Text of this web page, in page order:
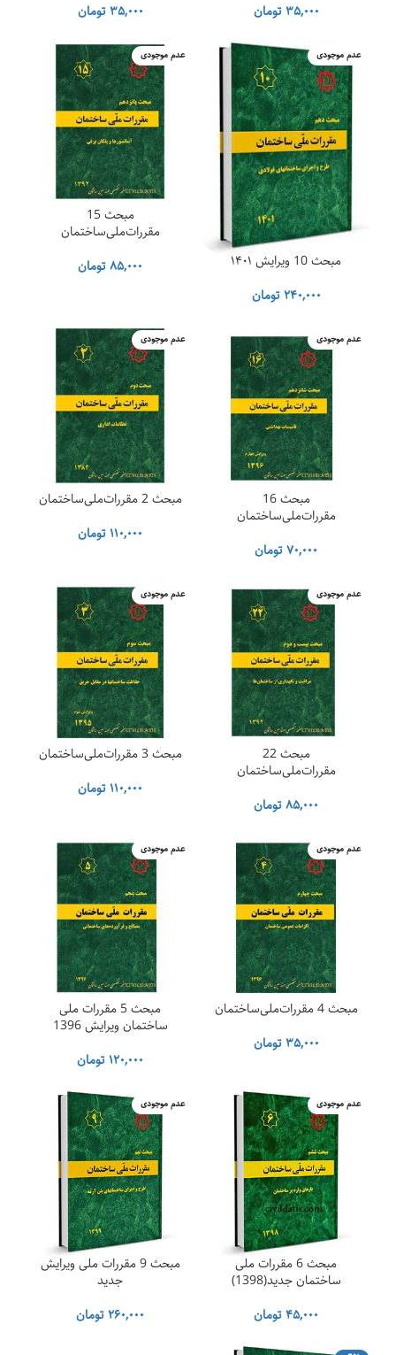
۳۵,۰۰۰تومان
۳۵,۰۰۰تومان
عدم موجودی
مبحث 10 ویرایش ۱۴۰۱
۲۴۰,۰۰۰تومان
عدم موجودی
مبحث 15
مقررات‌ملی‌ساختمان
۸۵,۰۰۰تومان
عدم موجودی
مبحث 16
مقررات‌ملی‌ساختمان
۷۰,۰۰۰تومان
عدم موجودی
مبحث 2 مقررات‌ملی‌ساختمان
۱۱۰,۰۰۰تومان
عدم موجودی
مبحث 22
مقررات‌ملی‌ساختمان
۸۵,۰۰۰تومان
عدم موجودی
مبحث 3 مقررات‌ملی‌ساختمان
۱۱۰,۰۰۰تومان
عدم موجودی
مبحث 4 مقررات‌ملی‌ساختمان
۳۵,۰۰۰تومان
عدم موجودی
مبحث 5 مقررات ملی
ساختمان ویرایش 1396
۱۲۰,۰۰۰تومان
عدم موجودی
مبحث 6 مقررات ملی
ساختمان جدید(1398)
۴۵,۰۰۰تومان
عدم موجودی
مبحث 9 مقررات ملی ویرایش
جدید
۲۶۰,۰۰۰تومان